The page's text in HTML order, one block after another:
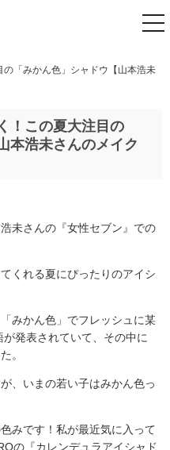
「みかん色」シャドウ【山本浩未
！この夏大注目の
本浩未さんのメイク
未さんの『女性セブン』での
くれる夏にぴったりのアイシ
みかん色」でフレッシュに某
発表されていて、その中に
。
、いまの若い子はみかん色っ
みです！私が最近気に入って
の『カレンデュラアイシャド